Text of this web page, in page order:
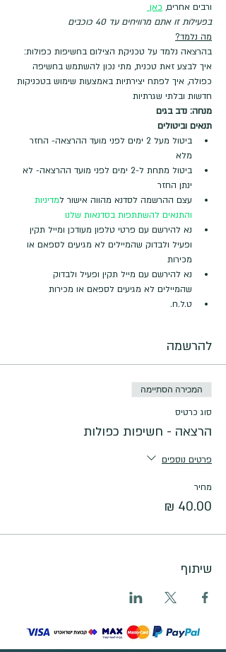
ורבים אחרים, כאן
בפעילות זו אתם מרוויחים עד 40 כוכבים
מה נלמד?
בהרצאה נלמד על טכניקת הצילום בחשיפות כפולות:
איך לבצע זאת טכנית, מתי נכון להשתמש בחשיפה
כפולה, איך לפתח יצירתיות באמצעות שימוש בטכניקות
חדשות ובלתי שגרתיות
מנחה: נדב בגים
תנאים וביטולים
ביטול מעל 2 ימים לפני מועד ההרצאה- החזר
מלא
ביטול מתחת ל-2 ימים לפני מועד ההרצאה- לא
ינתן החזר
עצם ההרשמה לסדנא מהווה אישור למדיניות
והתנאים להשתתפות בסדנאות שלנו
נא להירשם עם פרטי טלפון מעודכן ומייל תקין
ופעיל ולבדוק שהמיילים לא מגיעים לספאם או
מכירות
נא להירשם עם מייל תקין ופעיל ולבדוק
שהמיילים לא מגיעים לספאם או מכירות
ט.ל.ח.
להרשמה
המכירה הסתיימה
סוג כרטיס
הרצאה - חשיפות כפולות
פרטים נוספים
מחיר
שיתוף